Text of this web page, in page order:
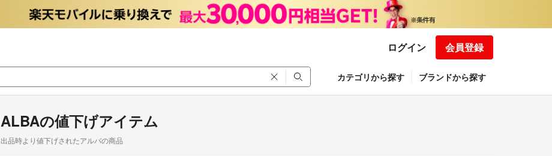
ログイン 会員登録
カテゴリから探す ブランドから探す
ALBAの値下げアイテム
出品時より値下げされたアルバの商品